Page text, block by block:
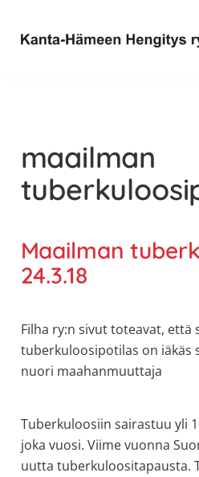
pääsisältöön
alatunnisteeseen
Hengitys
ry
jos
sinua
muut
sisäilma
tai
allergiat.
H
Hengitys
ry
maailman
Maailman
24.3.18
Filha ry:n sivut toteavat, että
tuberkuloosipotilas on iäkäs
nuori maahanmuuttaja
Tuberkuloosiin sairastuu yli
joka vuosi. Viime vuonna
uutta tuberkuloositapausta.